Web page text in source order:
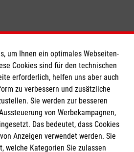
um Ihnen ein optimales Webseiten-
Cookies sind für den technischen
erforderlich, helfen uns aber auch
zu verbessern und zusätzliche
Sie werden zur besseren
von Werbekampagnen,
Das bedeutet, dass Cookies
Anzeigen verwendet werden. Sie
welche Kategorien Sie zulassen